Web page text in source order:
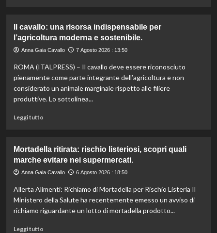
Controllo
qualità
olio
vino:
l’IRVO
potenzia
per
Il cavallo: una risorsa indispensabile per
l’agricoltura moderna e sostenibile.
Anna Gaia Cavallo 7 Agosto 2026 : 13:50
ROMA (ITALPRESS) – Il cavallo deve essere riconosciuto
pienamente come parte integrante dell’agricoltura e non
considerato un animale marginale rispetto alle filiere
produttive. Lo sottolinea...
Leggi tuttoLeggi
Il
cavallo:
una
indispensabile
per
l’agricoltura
Mortadella ritirata: rischio listeriosi, scopri quali
marche evitare nei supermercati.
Anna Gaia Cavallo 6 Agosto 2026 : 18:50
Allerta Alimenti: Richiamo di Mortadella per Rischio Listeria Il
Ministero della Salute ha recentemente emesso un avviso di
richiamo riguardante un lotto di mortadella prodotto...
Leggi tuttoLeggi